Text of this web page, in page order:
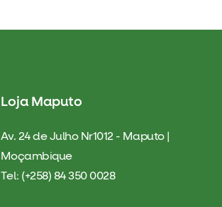
Loja Maputo
Av. 24 de Julho Nr1012 - Maputo |
Moçambique
Tel: (+258) 84 350 0028